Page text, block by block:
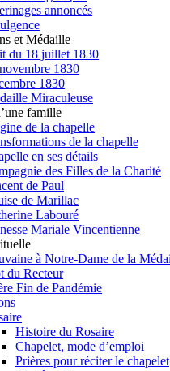
annoncés
et Médaille
du 18 juillet 1830
1830
1830
Miraculeuse
famille
de la chapelle
de la chapelle
en ses détails
des Filles de la Charité
de Paul
de Marillac
Labouré
Mariale Vincentienne
à Notre-Dame de la
du Recteur
Fin de Pandémie
Histoire du Rosaire
Chapelet, mode d’emploi
Prières pour réciter le chapelet